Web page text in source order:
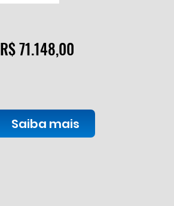
R$ 71.148,00Preço
Saiba mais